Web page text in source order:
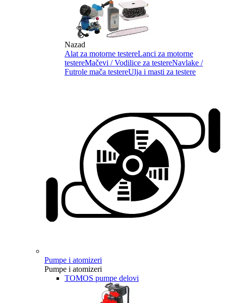
Nazad
Alat za motorne testereLanci za motorne
testereMačevi / Vodilice za testereNavlake /
Futrole mača testereUlja i masti za testere
Pumpe i atomizeri
Pumpe i atomizeri
TOMOS pumpe delovi